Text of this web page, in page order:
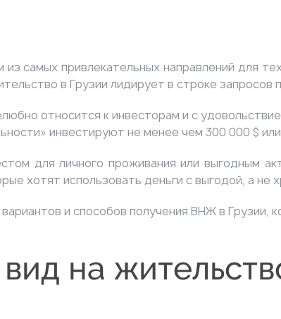
из самыхпривлекательных направлений для
в Грузии лидирует в строке запросов
относится кинвесторам и с
инвестируют не менее чем 300 000 $
для личного проживания или выгодным
хотят использовать деньги с выгодой, а не
и способов получения ВНЖ в Грузии,
на